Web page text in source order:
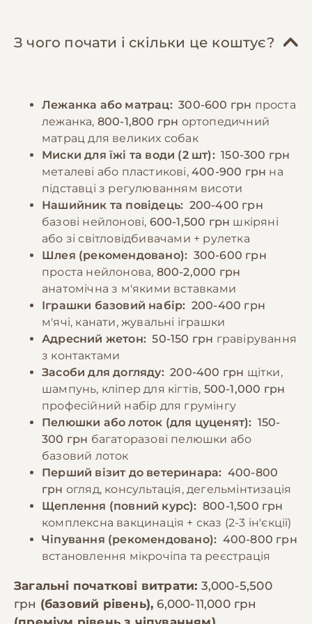
навчання базовим командам з раннього віку,
обов'язковими елементами догляду.
🎁 −10% на зоотовари
За промокодом E-PET
кількість білків, жирів та вуглеводів у
правильному співвідношенні. Дорослих
Порції мають відповідати розміру та
енергетичним потребам собаки. Необхідно
забезпечити постійний доступ до свіжої
води та слідкувати за реакцією організму на
різні продукти.
🎁 −10% на зоотовари
За промокодом E-PET
З чого почати і скільки це коштує?
Лежанка або матрац: 300-600 грн проста
лежанка, 800-1,800 грн ортопедичний
матрац для великих собак
Миски для їжі та води (2 шт): 150-300 грн
металеві або пластикові, 400-900 грн на
підставці з регулюванням висоти
Нашийник та повідець: 200-400 грн
базові нейлонові, 600-1,500 грн шкіряні
або зі світловідбивачами + рулетка
Шлея (рекомендовано): 300-600 грн
проста нейлонова, 800-2,000 грн
анатомічна з м'якими вставками
Іграшки базовий набір: 200-400 грн
м'ячі, канати, жувальні іграшки
Адресний жетон: 50-150 грн гравірування
з контактами
Засоби для догляду: 200-400 грн щітки,
шампунь, кліпер для кігтів, 500-1,000 грн
професійний набір для грумінгу
Пелюшки або лоток (для цуценят): 150-
300 грн багаторазові пелюшки або
базовий лоток
Перший візит до ветеринара: 400-800
грн огляд, консультація, дегельмінтизація
Щеплення (повний курс): 800-1,500 грн
комплексна вакцинація + сказ (2-3 ін'єкції)
Чіпування (рекомендовано): 400-800 грн
встановлення мікрочіпа та реєстрація
Загальні початкові витрати: 3,000-5,500
грн (базовий рівень),6,000-11,000 грн